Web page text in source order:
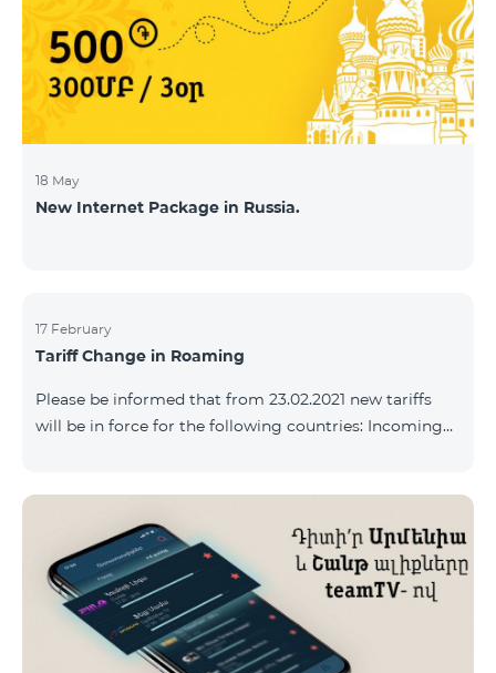
18 May
New Internet Package in Russia.
17 February
Tariff Change in Roaming
Please be informed that from 23.02.2021 new tariffs
will be in force for the following countries: Incoming
SMS – 250 AMD Internet – 7000 AMD/MB Country list:
Bermuda, Burkina Faso, Cape Verde, Cuba, Equatorial
Guinea, Ethiopia, Gambia, Guinea, Madagascar, Malawi,
Maldives, Mongolia, Namibia, Niger,